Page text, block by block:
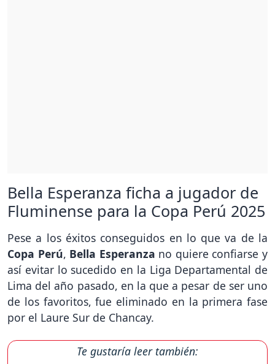
Bella Esperanza ficha a jugador de
Fluminense para la Copa Perú 2025
Pese a los éxitos conseguidos en lo que va de la
Copa Perú, Bella Esperanza no quiere confiarse y
así evitar lo sucedido en la Liga Departamental de
Lima del año pasado, en la que a pesar de ser uno
de los favoritos, fue eliminado en la primera fase
por el Laure Sur de Chancay.
Te gustaría leer también: